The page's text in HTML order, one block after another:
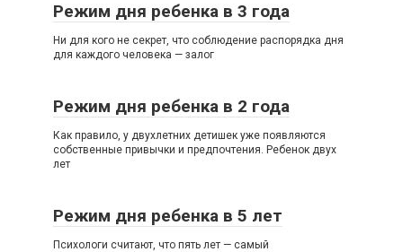
Режим дня ребенка в 3 года
Ни для кого не секрет, что соблюдение распорядка дня
для каждого человека — залог
Режим дня ребенка в 2 года
Как правило, у двухлетних детишек уже появляются
собственные привычки и предпочтения. Ребенок двух
лет
Режим дня ребенка в 5 лет
Психологи считают, что пять лет — самый